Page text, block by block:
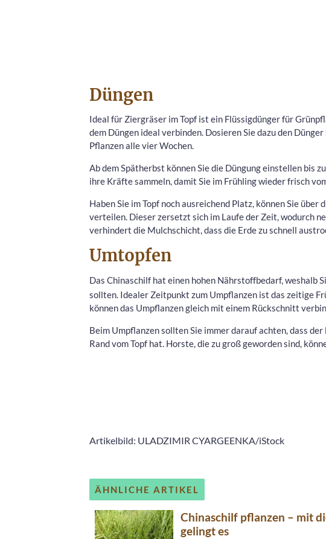
Düngen
Ideal für Ziergräser im Topf ist ein Flüssigdünger für
dem Düngen ideal verbinden. Dosieren Sie dazu den
Pflanzen alle vier Wochen.
Ab dem Spätherbst können Sie die Düngung einstellen bis
ihre Kräfte sammeln, damit Sie im Frühling wieder frisch
Haben Sie im Topf noch ausreichend Platz, können Sie
verteilen. Dieser zersetzt sich im Laufe der Zeit, wodurch
verhindert die Mulchschicht, dass die Erde zu schnell
Umtopfen
Das Chinaschilf hat einen hohen Nährstoffbedarf, weshalb
sollten. Idealer Zeitpunkt zum Umpflanzen ist das zeitige
können das Umpflanzen gleich mit einem Rückschnitt
Beim Umpflanzen sollten Sie immer darauf achten, dass
Rand vom Topf hat. Horste, die zu groß geworden sind,
Artikelbild: ULADZIMIR CYARGEENKA/iStock
ÄHNLICHE ARTIKEL
Chinaschilf pflanzen – mit
gelingt es